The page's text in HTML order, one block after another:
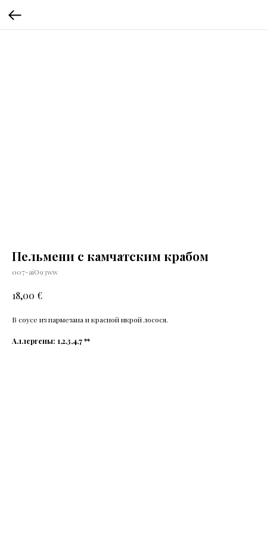
Пельмени с камчатским крабом
007-aiO93ww
18,00 €
B соусе из пармезана и красной икрой лосося.
Аллергены: 1,2,3,4,7 **